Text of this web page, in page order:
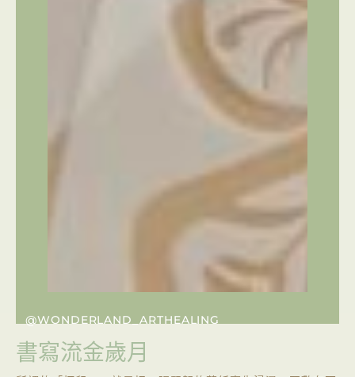
@WONDERLAND_ARTHEALING
書寫流金歲月